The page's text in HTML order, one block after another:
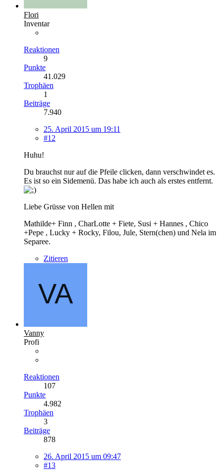
Flori
Inventar
Reaktionen
9
Punkte
41.029
Trophäen
1
Beiträge
7.940
25. April 2015 um 19:11
#12
Huhu!
Du brauchst nur auf die Pfeile clicken, dann verschwindet es.
Es ist so ein Sidemenü. Das habe ich auch als erstes entfernt.
Liebe Grüsse von Hellen mit
Mathilde+ Finn , CharLotte + Fiete, Susi + Hannes , Chico
+Pepe , Lucky + Rocky, Filou, Jule, Stern(chen) und Nela im
Separee.
Zitieren
Vanny
Profi
Reaktionen
107
Punkte
4.982
Trophäen
3
Beiträge
878
26. April 2015 um 09:47
#13